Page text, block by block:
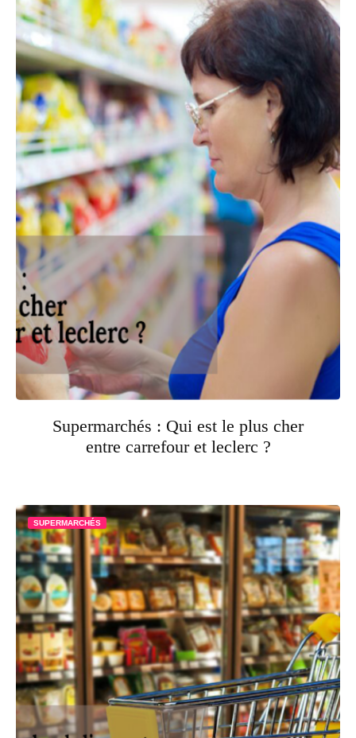
Supermarchés : Qui est le plus cher
entre carrefour et leclerc ?
SUPERMARCHÉS